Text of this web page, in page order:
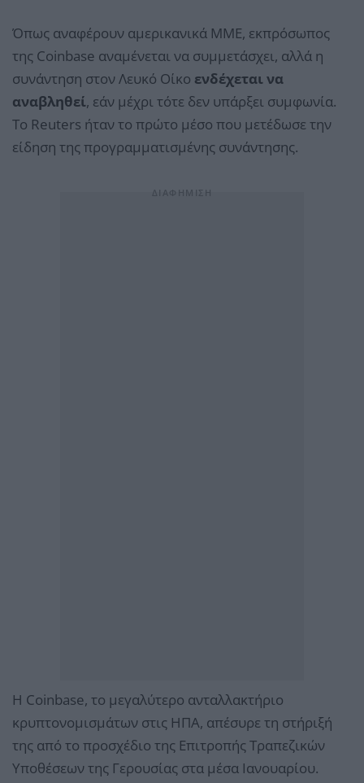
Όπως αναφέρουν αμερικανικά ΜΜΕ, εκπρόσωπος
της Coinbase αναμένεται να συμμετάσχει, αλλά η
συνάντηση στον Λευκό Οίκο ενδέχεται να
αναβληθεί, εάν μέχρι τότε δεν υπάρξει συμφωνία.
Το Reuters ήταν το πρώτο μέσο που μετέδωσε την
είδηση της προγραμματισμένης συνάντησης.
Η Coinbase, το μεγαλύτερο ανταλλακτήριο
κρυπτονομισμάτων στις ΗΠΑ, απέσυρε τη στήριξή
της από το προσχέδιο της Επιτροπής Τραπεζικών
Υποθέσεων της Γερουσίας στα μέσα Ιανουαρίου.